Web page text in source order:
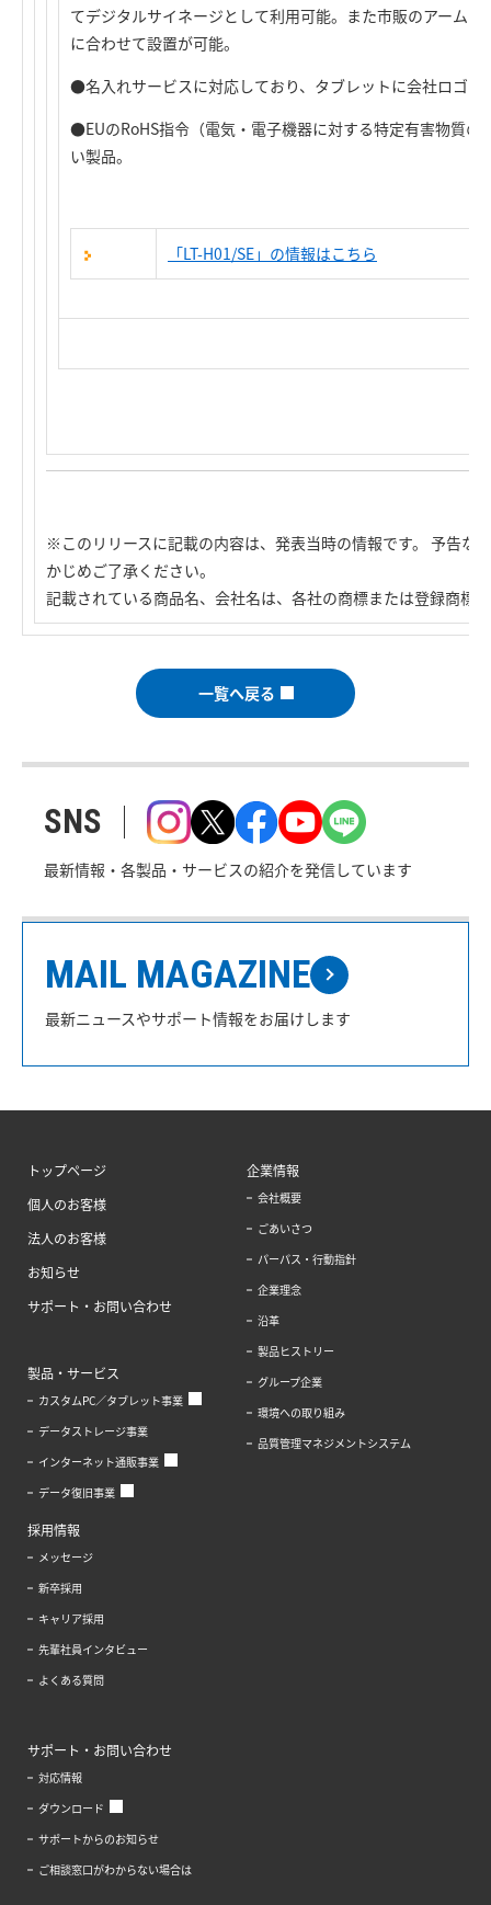
てデジタルサイネージとして利用可能。また市販のアーム
に合わせて設置が可能。
●名入れサービスに対応しており、タブレットに会社ロゴな
●EUのRoHS指令（電気・電子機器に対する特定有害物質の
い製品。
「LT-H01/SE」の情報はこちら
※このリリースに記載の内容は、発表当時の情報です。 予告な
かじめご了承ください。
記載されている商品名、会社名は、各社の商標または登録商標
一覧へ戻る
SNS
最新情報・各製品・サービスの紹介を発信しています
MAIL MAGAZINE
最新ニュースやサポート情報をお届けします
トップページ
個人のお客様
法人のお客様
お知らせ
サポート・お問い合わせ
製品・サービス
カスタムPC／タブレット事業
データストレージ事業
インターネット通販事業
データ復旧事業
企業情報
会社概要
ごあいさつ
パーパス・行動指針
企業理念
沿革
製品ヒストリー
グループ企業
環境への取り組み
品質管理マネジメントシステム
採用情報
メッセージ
新卒採用
キャリア採用
先輩社員インタビュー
よくある質問
サポート・お問い合わせ
対応情報
ダウンロード
サポートからのお知らせ
ご相談窓口がわからない場合は